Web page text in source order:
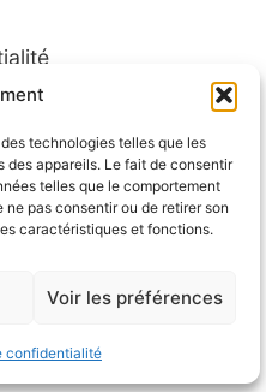
technologies telles que les
appareils. Le fait de consentir
telles que le comportement
pas consentir ou de retirer son
caractéristiques et fonctions.
Voir les préférences
confidentialité
2026